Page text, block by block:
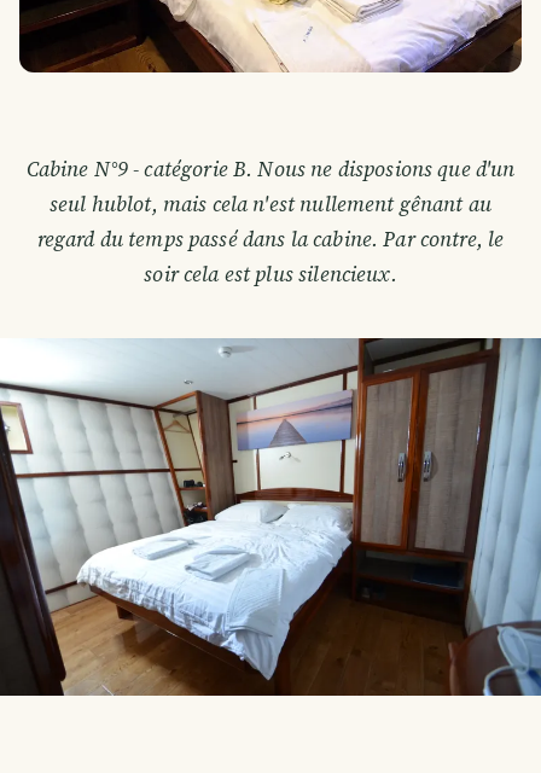
Cabine N°9 - catégorie B. Nous ne disposions que d'un
seul hublot, mais cela n'est nullement gênant au
regard du temps passé dans la cabine. Par contre, le
soir cela est plus silencieux.